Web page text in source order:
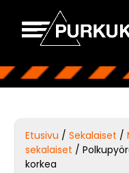
Etusivu /Sekalaiset /
sekalaiset /
korkea